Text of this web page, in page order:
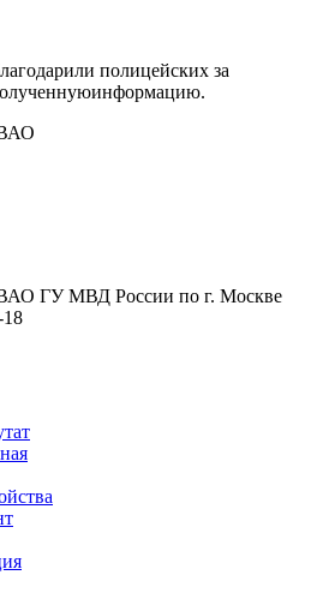
полицейских за
ГУ МВД России по г. Москве
18